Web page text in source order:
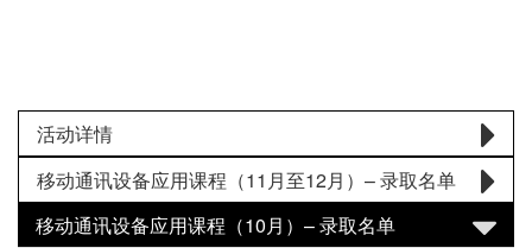
活动详情
移动通讯设备应用课程（11月至12月）– 录取名单
移动通讯设备应用课程（10月）– 录取名单